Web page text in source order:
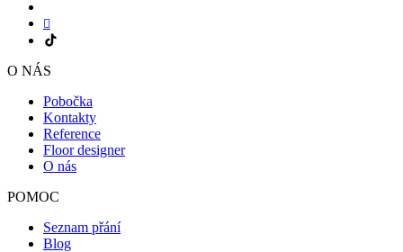
O NÁS
Pobočka
Kontakty
Reference
Floor designer
O nás
POMOC
Seznam přání
Blog